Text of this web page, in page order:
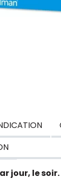
jour, le soir.